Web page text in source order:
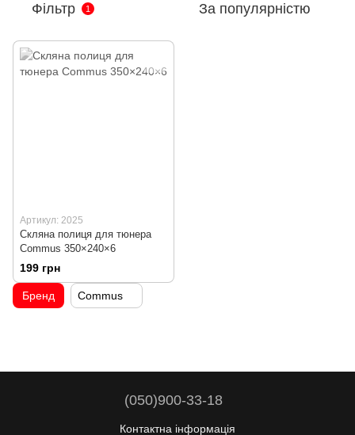
Фільтр 1 За популярністю
Артикул: 2025
Скляна полиця для тюнера
Commus 350×240×6
199 грн
Бренд Commus
(050)900-33-18
Контактна інформація